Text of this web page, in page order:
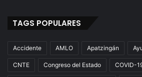
TAGS POPULARES
Accidente AMLO Apatzingán
CNTE Congreso del Estado COVID-